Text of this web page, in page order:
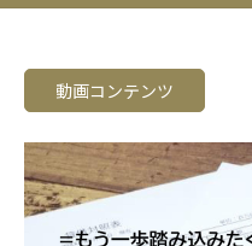
動画コンテンツ